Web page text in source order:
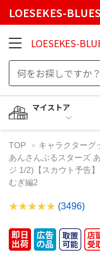
LOESEKES-
LOESEKES-
マイストア
TOP キャラクターグ
あんさんぶるスターズ
ジ 1/2)【スカウト予告
むぎ編2
(3496)